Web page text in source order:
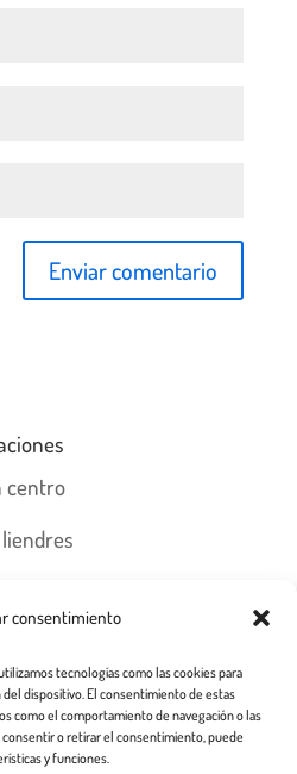
consentimiento
tecnologías como las cookies para
dispositivo. El consentimiento de estas
como el comportamiento de navegación o las
o retirar el consentimiento, puede
y funciones.
centro